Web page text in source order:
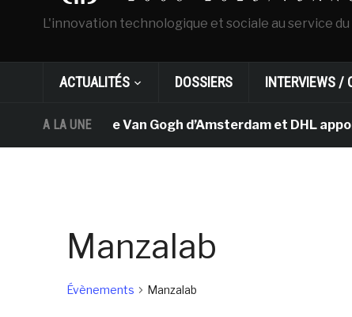
L'innovation technologique et sociale au service
ACTUALITÉS DOSSIERS INTERVIEWS /
A LA UNE
Le musée Van Gogh d’Amsterdam et DHL
Manzalab
Évènements Manzalab